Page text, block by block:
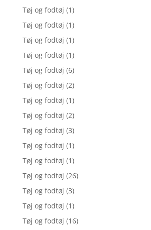
Tøj og fodtøj (1)
Tøj og fodtøj (1)
Tøj og fodtøj (1)
Tøj og fodtøj (1)
Tøj og fodtøj (6)
Tøj og fodtøj (2)
Tøj og fodtøj (1)
Tøj og fodtøj (2)
Tøj og fodtøj (3)
Tøj og fodtøj (1)
Tøj og fodtøj (1)
Tøj og fodtøj (26)
Tøj og fodtøj (3)
Tøj og fodtøj (1)
Tøj og fodtøj (16)